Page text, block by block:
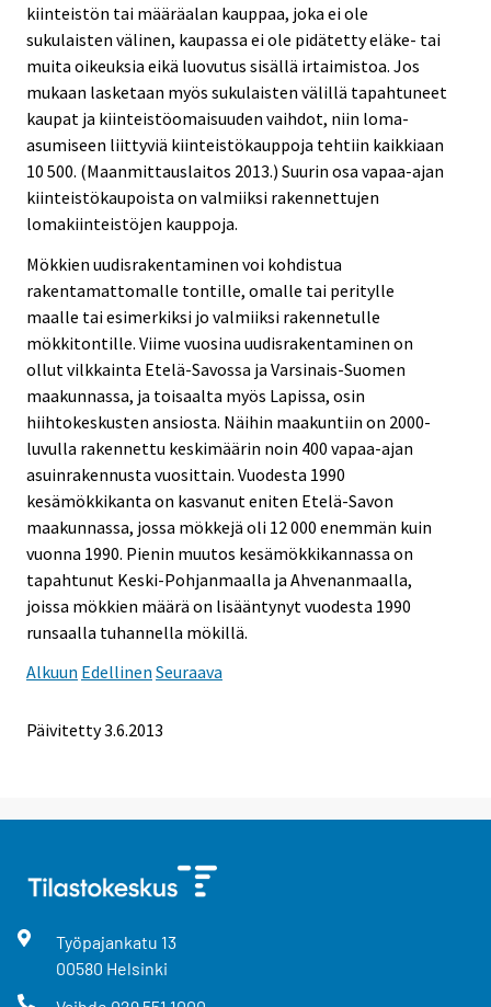
kiinteistön tai määräalan kauppaa, joka ei ole
sukulaisten välinen, kaupassa ei ole pidätetty eläke- tai
muita oikeuksia eikä luovutus sisällä irtaimistoa. Jos
mukaan lasketaan myös sukulaisten välillä tapahtuneet
kaupat ja kiinteistöomaisuuden vaihdot, niin loma-
asumiseen liittyviä kiinteistökauppoja tehtiin kaikkiaan
10 500. (Maanmittauslaitos 2013.) Suurin osa vapaa-ajan
kiinteistökaupoista on valmiiksi rakennettujen
lomakiinteistöjen kauppoja.
Mökkien uudisrakentaminen voi kohdistua
rakentamattomalle tontille, omalle tai peritylle
maalle tai esimerkiksi jo valmiiksi rakennetulle
mökkitontille. Viime vuosina uudisrakentaminen on
ollut vilkkainta Etelä-Savossa ja Varsinais-Suomen
maakunnassa, ja toisaalta myös Lapissa, osin
hiihtokeskusten ansiosta. Näihin maakuntiin on 2000-
luvulla rakennettu keskimäärin noin 400 vapaa-ajan
asuinrakennusta vuosittain. Vuodesta 1990
kesämökkikanta on kasvanut eniten Etelä-Savon
maakunnassa, jossa mökkejä oli 12 000 enemmän kuin
vuonna 1990. Pienin muutos kesämökkikannassa on
tapahtunut Keski-Pohjanmaalla ja Ahvenanmaalla,
joissa mökkien määrä on lisääntynyt vuodesta 1990
runsaalla tuhannella mökillä.
Alkuun Edellinen Seuraava
Päivitetty 3.6.2013
Työpajankatu 13
00580 Helsinki